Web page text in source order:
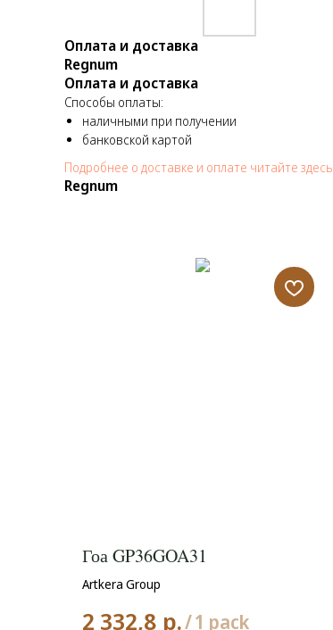
Оплата и доставка
Regnum
Оплата и доставка
Способы оплаты:
наличными при получении
банковской картой
Подробнее о доставке и оплате читайте здесь
Regnum
Гоа GP36GOA31
Artkera Group
2 332,8 р./1 pack